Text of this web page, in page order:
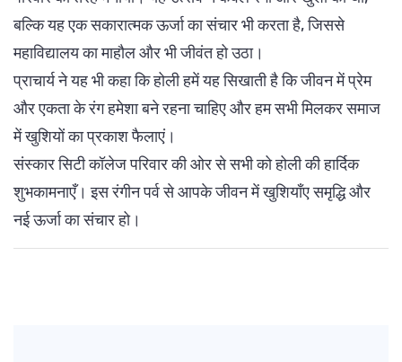
बल्कि यह एक सकारात्मक ऊर्जा का संचार भी करता है, जिससे
महाविद्यालय का माहौल और भी जीवंत हो उठा।
प्राचार्य ने यह भी कहा कि होली हमें यह सिखाती है कि जीवन में प्रेम
और एकता के रंग हमेशा बने रहना चाहिए और हम सभी मिलकर समाज
में खुशियों का प्रकाश फैलाएं।
संस्कार सिटी कॉलेज परिवार की ओर से सभी को होली की हार्दिक
शुभकामनाएँ। इस रंगीन पर्व से आपके जीवन में खुशियाँए समृद्धि और
नई ऊर्जा का संचार हो।